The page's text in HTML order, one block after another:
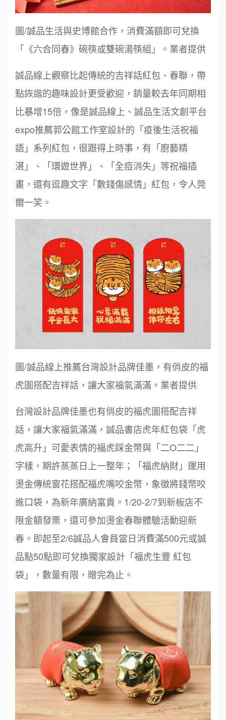
圖/誠品生活與史博館合作，消費滿額即可兌換
「《六合同春》碗筷或雙碗湯筷組」。業者提供
誠品線上觀察比起傳統的吉祥話紅包、春聯，帶
點詼諧的趣味設計更受歡迎，銷量較去年同期相
比暴增15倍，像是誠品線上、誠品生活文創平台
expo推薦郭公館工作室設計的「疫後生活祝福
語」系列紅包，很跟得上時事，有「廚藝精
湛」、「環遊世界」、「全痘消失」等祝福插
畫，還有逗趣文字「數錢傷感情」紅包，令人莞
爾一笑。
圖/誠品線上推薦台灣設計品牌佳墨，有俏皮的福
虎圖搭配吉祥話，讓大家福氣滿滿。業者提供
台灣設計品牌佳墨也有俏皮的福虎圖搭配吉祥
話，讓大家福氣滿滿，誠品書店虎年紅包袋「虎
虎高升」可愛表情的福虎踩金幣與「二O二二」
字樣，期許蒸蒸日上一整年；「福虎納財」運用
燙金傳統窗花搭配福虎嘴咬金幣，象徵將錢幣咬
進口袋，為新年廣納富貴。1/20-2/7到新板店不
限金額發票，還可參加燙金春聯體驗活動迎新
春。即起至2/6誠品人會員當日消費滿500元或誠
品點50點即可兌換獨家設計「福虎生豐 紅包
袋」，數量有限，贈完為止。